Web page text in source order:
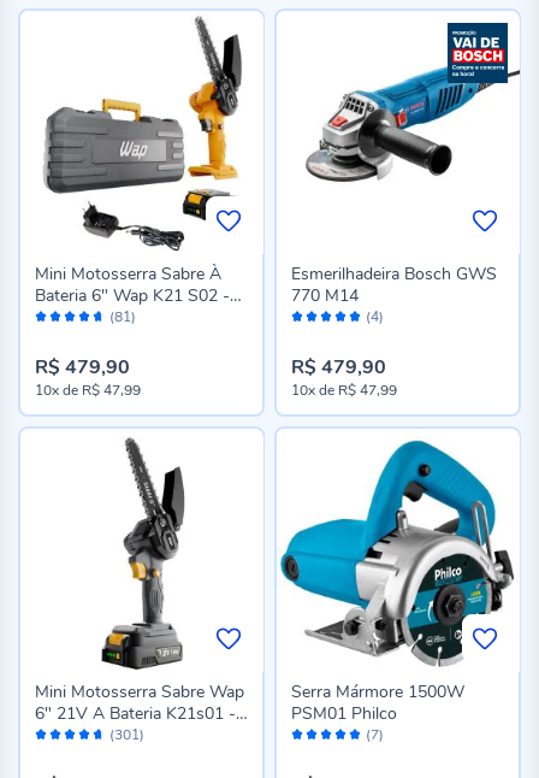
Avaliação: (81)
Mini Motosserra Sabre À
Bateria 6" Wap K21 S02 -
Bivolt
R$ 479,90
10xde R$ 47,99
Avaliação: (4)
Esmerilhadeira Bosch GWS
770 M14
R$ 479,90
10xde R$ 47,99
Avaliação: (301)
Mini Motosserra Sabre Wap
6" 21V A Bateria K21s01 -
Bivolt
Avaliação: (7)
Serra Mármore 1500W
PSM01 Philco